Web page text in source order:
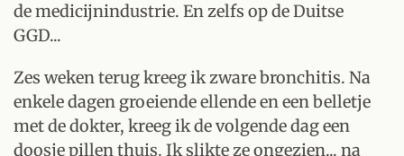
de medicijnindustrie. En zelfs op de Duitse
GGD...
Zes weken terug kreeg ik zware bronchitis. Na
enkele dagen groeiende ellende en een belletje
met de dokter, kreeg ik de volgende dag een
doosje pillen thuis. Ik slikte ze ongezien... na